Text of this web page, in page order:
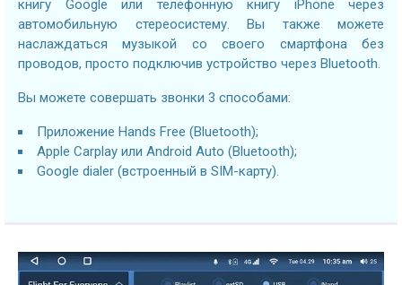
книгу Google или телефонную книгу iPhone через
автомобильную стереосистему. Вы также можете
наслаждаться музыкой со своего смартфона без
проводов, просто подключив устройство через Bluetooth.
Вы можете совершать звонки 3 способами:
Приложение Hands Free (Bluetooth);
Apple Carplay или Android Auto (Bluetooth);
Google dialer (встроенный в SIM-карту).